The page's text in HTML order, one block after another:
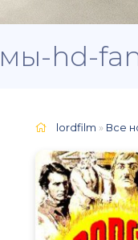
hd-
lordfilm » Все